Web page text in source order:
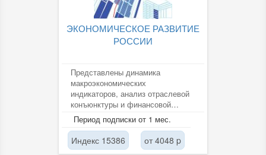
ЭКОНОМИЧЕСКОЕ РАЗВИТИЕ
РОССИИ
Представлены динамика
макроэкономических
индикаторов, анализ отраслевой
конъюнктуры и финансовой
сферы экономики России.
Постоянные разделы:...
Период подписки от 1 мес.
Индекс 15386 от 4048 p